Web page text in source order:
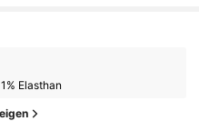
Elasthan